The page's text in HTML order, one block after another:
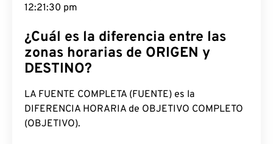
12:21:31 pm
¿Cuál es la diferencia entre las
zonas horarias de ORIGEN y
DESTINO?
LA FUENTE COMPLETA (FUENTE) es la
DIFERENCIA HORARIA de OBJETIVO COMPLETO
(OBJETIVO).